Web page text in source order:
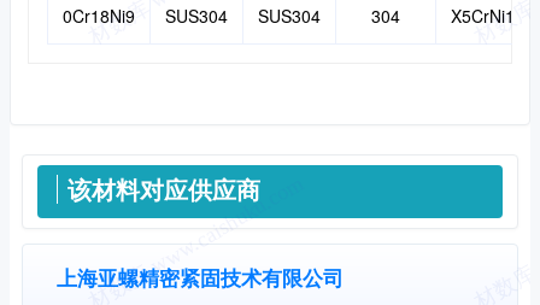
0Cr18Ni9 SUS304 SUS304 304 X5CrNi18-
供应信息
该材料对应供应商
上海亚螺精密紧固技术有限公司